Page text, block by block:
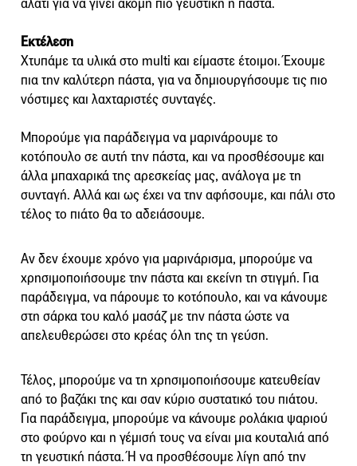
Εκτέλεση
Χτυπάμε τα υλικά στο multi και είμαστε έτοιμοι. Έχουμε
πια την καλύτερη πάστα, για να δημιουργήσουμε τις πιο
νόστιμες και λαχταριστές συνταγές.
Μπορούμε για παράδειγμα να μαρινάρουμε το
κοτόπουλο σε αυτή την πάστα, και να προσθέσουμε και
άλλα μπαχαρικά της αρεσκείας μας, ανάλογα με τη
συνταγή. Αλλά και ως έχει να την αφήσουμε, και πάλι στο
τέλος το πιάτο θα το αδειάσουμε.
Αν δεν έχουμε χρόνο για μαρινάρισμα, μπορούμε να
χρησιμοποιήσουμε την πάστα και εκείνη τη στιγμή. Για
παράδειγμα, να πάρουμε το κοτόπουλο, και να κάνουμε
στη σάρκα του καλό μασάζ με την πάστα ώστε να
απελευθερώσει στο κρέας όλη της τη γεύση.
Τέλος, μπορούμε να τη χρησιμοποιήσουμε κατευθείαν
από το βαζάκι της και σαν κύριο συστατικό του πιάτου.
Για παράδειγμα, μπορούμε να κάνουμε ρολάκια ψαριού
στο φούρνο και η γέμισή τους να είναι μια κουταλιά από
τη γευστική πάστα. Ή να προσθέσουμε λίγη από την